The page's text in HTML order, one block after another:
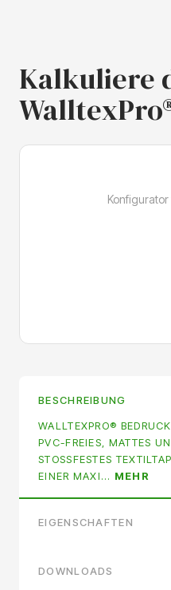
Kalkuliere
BESCHREIBUNG
WALLTEXPRO®
PVC-FREIES, MATTES
STOSSFESTES
INER MAXI… MEHR
EIGENSCHAFTEN
DOWNLOADS